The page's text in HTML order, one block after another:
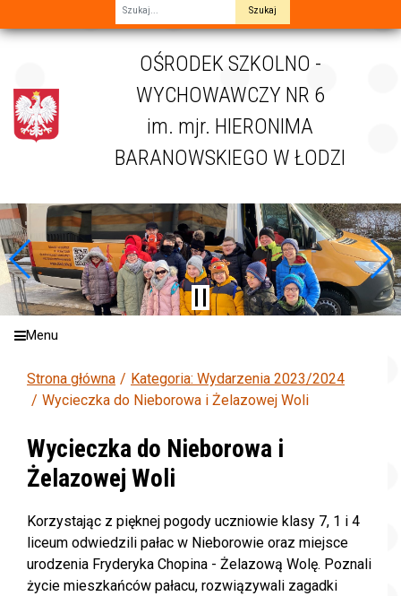
OŚRODEK SZKOLNO -
WYCHOWAWCZY NR 6
im. mjr. HIERONIMA
BARANOWSKIEGO W ŁODZI
Menu
Strona główna
Kategoria: Wydarzenia 2023/2024
Wycieczka do Nieborowa i Żelazowej Woli
Wycieczka do Nieborowa i
Żelazowej Woli
Korzystając z pięknej pogody uczniowie klasy 7, 1 i 4
liceum odwiedzili pałac w Nieborowie oraz miejsce
urodzenia Fryderyka Chopina - Żelazową Wolę. Poznali
życie mieszkańców pałacu, rozwiązywali zagadki